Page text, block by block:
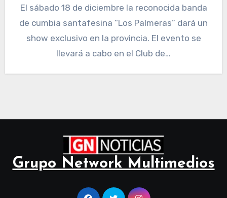
El sábado 18 de diciembre la reconocida banda
de cumbia santafesina “Los Palmeras” dará un
show exclusivo en la provincia. El evento se
llevará a cabo en el Club de…
Grupo Network Multimedios